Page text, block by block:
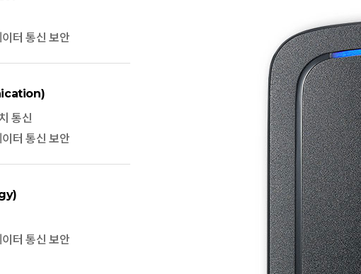
터 통신 보안
통신
터 통신 보안
터 통신 보안